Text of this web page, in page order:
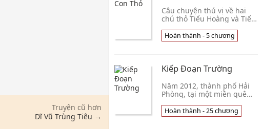
Truyện cũ hơn
Dĩ Vũ Trùng Tiêu →
kì hành lý nào, chỉ vì quá
sốt ruột sau khi nhận được
Câu chuyện thú vị về hai
chú thỏ Tiểu Hoàng và Tiểu
thoắng liên mồm, một chú
thì kiệm lời. Cùng đọc về
Hoàn thành - 5 chương
Kiếp Đoạn Trường
Năm 2012, thành phố Hải
Phòng, tại một miền quê
đây ai cũng biết tiếng gia
đình ông Trần Tuấn Nghĩa,
Hoàn thành - 25 chương